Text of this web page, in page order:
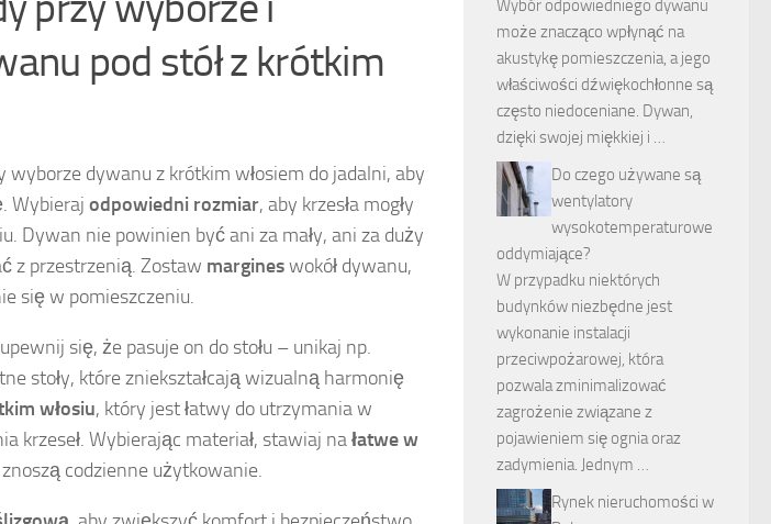
pod stół z krótkim
wyborze dywanu z krótkim włosiem do jadalni, aby
Wybieraj odpowiedni rozmiar, aby krzesła mogły
Dywan nie powinien być ani za mały, ani za duży
z przestrzenią. Zostaw margineswokół dywanu,
się w pomieszczeniu.
się, że pasuje on do stołu – unikaj np.
stoły, które zniekształcają wizualną harmonię
włosiu, który jest łatwy do utrzymania w
krzeseł. Wybierając materiał, stawiaj nałatwe w
codzienne użytkowanie.
Wybór odpowiedniego dywanu
może znacząco wpłynąć na
akustykę pomieszczenia, a jego
właściwości dźwiękochłonne są
często niedoceniane. Dywan,
dzięki swojej miękkiej i …
Do czego używane są
wentylatory
wysokotemperaturowe
oddymiające?
W przypadku niektórych
budynków niezbędne jest
wykonanie instalacji
przeciwpożarowej, która
pozwala zminimalizować
zagrożenie związane z
pojawieniem się ognia oraz
zadymienia. Jednym …
Rynek nieruchomości w